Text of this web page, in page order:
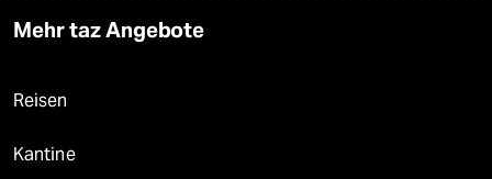
Mehr taz Angebote
Reisen
Kantine